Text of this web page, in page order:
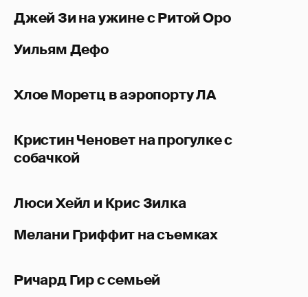
Джей Зи на ужине с Ритой Оро
Уильям Дефо
Хлое Моретц в аэропорту ЛА
Кристин Ченовет на прогулке с
собачкой
Люси Хейл и Крис Зилка
Мелани Гриффит на съемках
Ричард Гир с семьей